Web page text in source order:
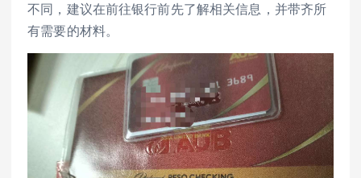
不同，建议在前往银行前先了解相关信息，并带齐所
有需要的材料。